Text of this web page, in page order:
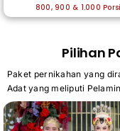
800, 900 & 1.000 Porsi
Pilihan
Paket pernikahan yang
Adat yang meliputi